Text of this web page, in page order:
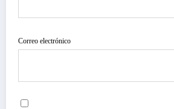
Correo electrónico